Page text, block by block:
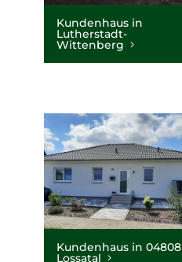
Kundenhaus in
Lutherstadt-
Wittenberg
Kundenhaus in 04808
Lossatal